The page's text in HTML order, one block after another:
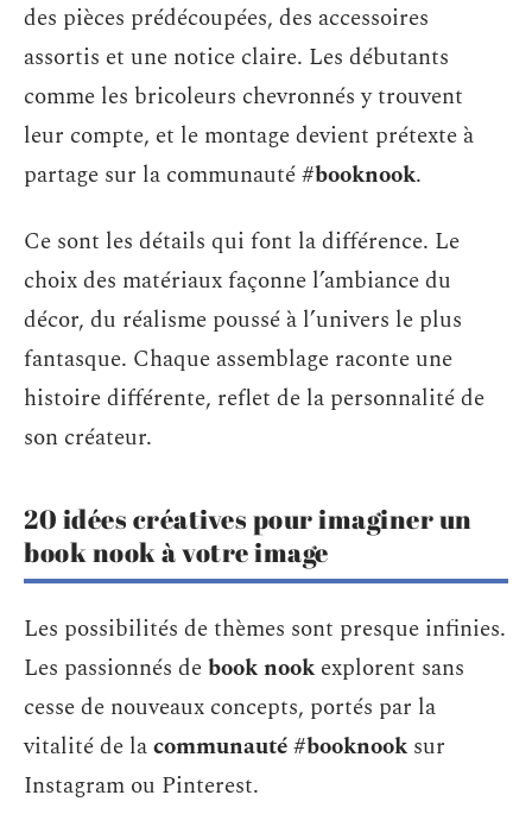
des pièces prédécoupées, des accessoires
assortis et une notice claire. Les débutants
comme les bricoleurs chevronnés y trouvent
leur compte, et le montage devient prétexte à
partage sur la communauté#booknook.
Ce sont les détails qui font la différence. Le
choix des matériaux façonne l’ambiance du
décor, du réalisme poussé à l’univers le plus
fantasque. Chaque assemblage raconte une
histoire différente, reflet de la personnalité de
son créateur.
20 idées créatives pour imaginer un
book nook à votre image
Les possibilités de thèmes sont presque infinies.
Les passionnés debook nookexplorent sans
cesse de nouveaux concepts, portés par la
vitalité de lacommunauté #booknooksur
Instagram ou Pinterest.